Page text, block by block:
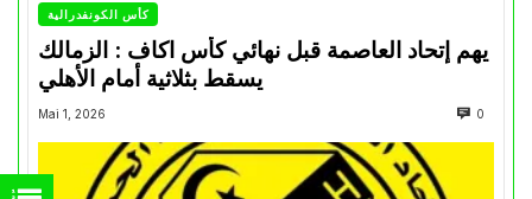
كأس الكونفدرالية
يهم إتحاد العاصمة قبل نهائي كأس اكاف : الزمالك
Mai 1, 2026 0